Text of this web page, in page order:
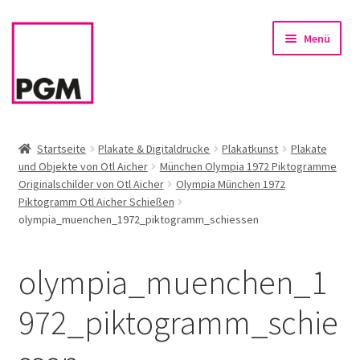
Zur
Zum
Menü
News
Sortiment
Firmenservice – Kunst für Büro, Praxis, Kanzlei
Referenzen
Startseite Plakate & Digitaldrucke Plakatkunst
Plakate
und Objekte von Otl Aicher
München Olympia 1972 Piktogramme
Originalschilder von Otl Aicher
Olympia München 1972
Piktogramm Otl Aicher Schießen
olympia_muenchen_1972_piktogramm_schiessen
olympia_muenchen_1
972_piktogramm_schie